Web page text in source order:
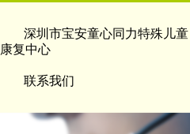
深圳市宝安童心同力特殊儿童
康复中心
联系我们